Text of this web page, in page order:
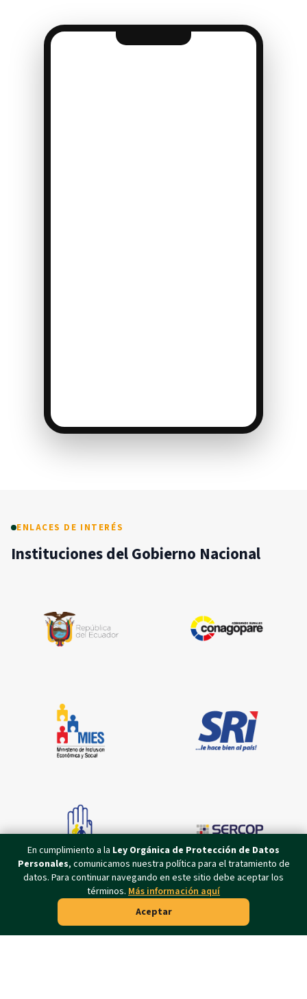
ENLACES DE INTERÉS
Instituciones del Gobierno Nacional
En cumplimiento a la Ley Orgánica de Protección de Datos
Personales, comunicamos nuestra política para el tratamiento de
datos. Para continuar navegando en este sitio debe aceptar los
términos. Más información aquí
Aceptar